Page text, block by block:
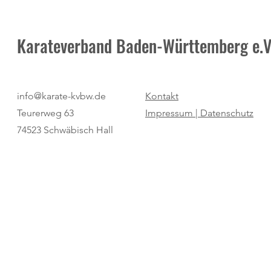
Karateverband Baden-Württemberg
info@karate-kvbw.de
Teurerweg 63
74523 Schwäbisch Hall
Kontakt
Impressum | Datenschutz